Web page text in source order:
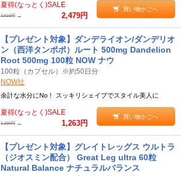
夏得(なっとく)SALE
2,610円 → 2,479円
買い物かごへ
【プレゼント対象】ダンデライオン/ダンデリオ
ン（西洋タンポポ）ルート 500mg Dandelion
Root 500mg 100粒 NOW ナウ
100粒（カプセル）※約50日分
NOW社
余計な水分にNo！ スッキリシェイプでスタイル美人に
夏得(なっとく)SALE
1,330円 → 1,263円
買い物かごへ
【プレゼント対象】グレイトレッグス ウルトラ
（ジオスミン配合） Great Leg ultra 60粒
Natural Balance ナチュラルバランス